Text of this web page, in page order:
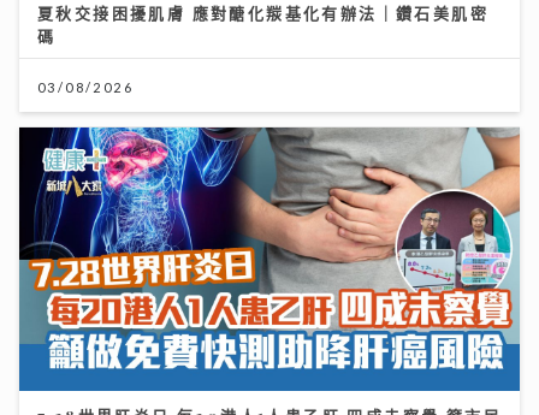
夏秋交接困擾肌膚 應對醣化羰基化有辦法｜鑽石美肌密
碼
03/08/2026